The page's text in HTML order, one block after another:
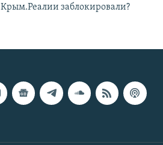
Крым.Реалии заблокировали?